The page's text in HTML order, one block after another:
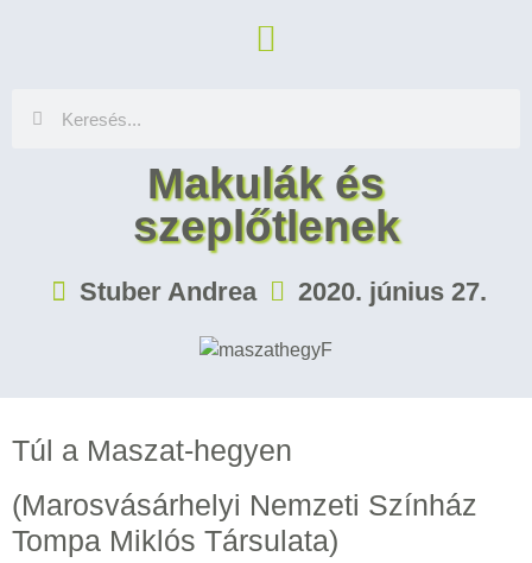
Makulák és
szeplőtlenek
Stuber Andrea 2020. június 27.
Túl a Maszat-hegyen
(Marosvásárhelyi Nemzeti Színház
Tompa Miklós Társulata)